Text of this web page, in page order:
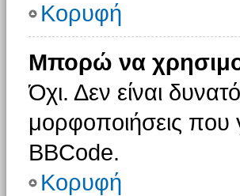
Κορυφή
Μπορώ να
Όχι. Δεν είναι
μορφοποιήσεις που
BBCode.
Κορυφή